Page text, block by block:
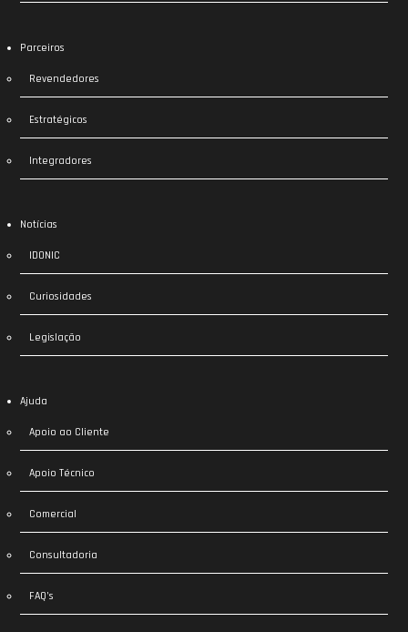
Parceiros
Revendedores
Estratégicos
Integradores
Notícias
IDONIC
Curiosidades
Legislação
Ajuda
Apoio ao Cliente
Apoio Técnico
Comercial
Consultadoria
FAQ’s